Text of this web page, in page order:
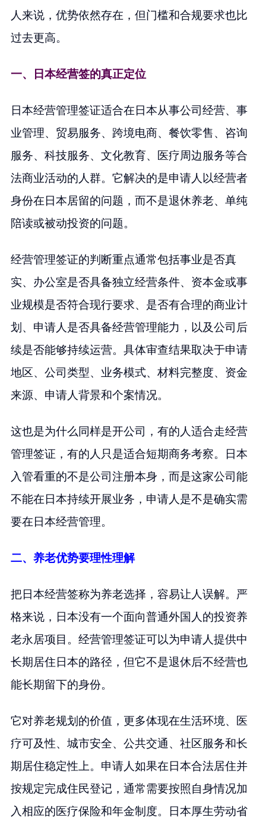
人来说，优势依然存在，但门槛和合规要求也比
过去更高。
一、日本经营签的真正定位
日本经营管理签证适合在日本从事公司经营、事
业管理、贸易服务、跨境电商、餐饮零售、咨询
服务、科技服务、文化教育、医疗周边服务等合
法商业活动的人群。它解决的是申请人以经营者
身份在日本居留的问题，而不是退休养老、单纯
陪读或被动投资的问题。
经营管理签证的判断重点通常包括事业是否真
实、办公室是否具备独立经营条件、资本金或事
业规模是否符合现行要求、是否有合理的商业计
划、申请人是否具备经营管理能力，以及公司后
续是否能够持续运营。具体审查结果取决于申请
地区、公司类型、业务模式、材料完整度、资金
来源、申请人背景和个案情况。
这也是为什么同样是开公司，有的人适合走经营
管理签证，有的人只是适合短期商务考察。日本
入管看重的不是公司注册本身，而是这家公司能
不能在日本持续开展业务，申请人是不是确实需
要在日本经营管理。
二、养老优势要理性理解
把日本经营签称为养老选择，容易让人误解。严
格来说，日本没有一个面向普通外国人的投资养
老永居项目。经营管理签证可以为申请人提供中
长期居住日本的路径，但它不是退休后不经营也
能长期留下的身份。
它对养老规划的价值，更多体现在生活环境、医
疗可及性、城市安全、公共交通、社区服务和长
期居住稳定性上。申请人如果在日本合法居住并
按规定完成住民登记，通常需要按照自身情况加
入相应的医疗保险和年金制度。日本厚生劳动省